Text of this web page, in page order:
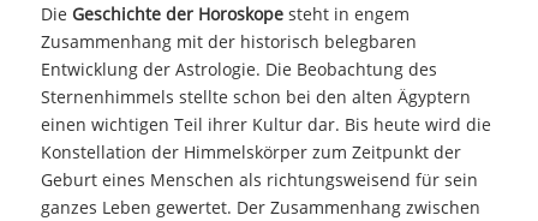
Die Geschichte der Horoskopesteht in engem
Zusammenhang mit der historisch belegbaren
Entwicklung der Astrologie. Die Beobachtung des
Sternenhimmels stellte schon bei den alten Ägyptern
einen wichtigen Teil ihrer Kultur dar. Bis heute wird die
Konstellation der Himmelskörper zum Zeitpunkt der
Geburt eines Menschen als richtungsweisend für sein
ganzes Leben gewertet. Der Zusammenhang zwischen